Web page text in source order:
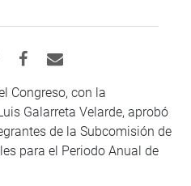
Congreso, con la
Galarreta Velarde, aprobó
de la Subcomisión de
para el Periodo Anual de